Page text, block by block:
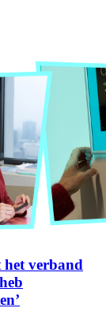
het verband